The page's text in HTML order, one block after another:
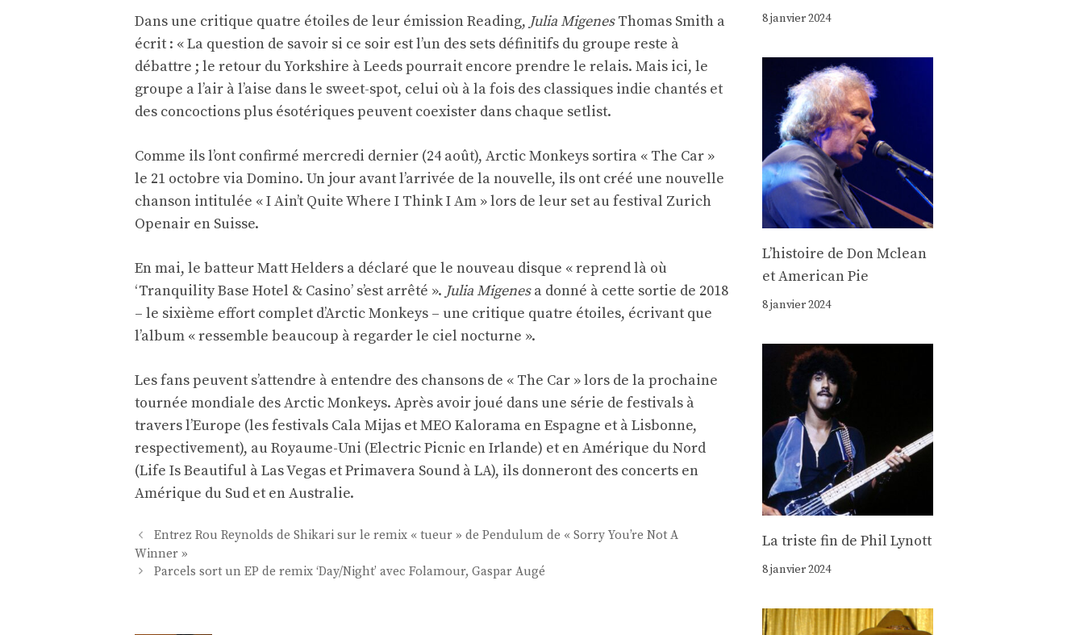
Dans une critique quatre étoiles de leur émission Reading, Julia MigenesThomas Smith a
écrit : « La question de savoir si ce soir est l’un des sets définitifs du groupe reste à
débattre ; le retour du Yorkshire à Leeds pourrait encore prendre le relais. Mais ici, le
groupe a l’air à l’aise dans le sweet-spot, celui où à la fois des classiques indie chantés et
des concoctions plus ésotériques peuvent coexister dans chaque setlist.
Comme ils l’ont confirmé mercredi dernier (24 août), Arctic Monkeys sortira « The Car »
le 21 octobre via Domino. Un jour avant l’arrivée de la nouvelle, ils ont créé une nouvelle
chanson intitulée « I Ain’t Quite Where I Think I Am » lors de leur set au festival Zurich
Openair en Suisse.
En mai, le batteur Matt Helders a déclaré que le nouveau disque « reprend là où
‘Tranquility Base Hotel & Casino’ s’est arrêté ». Julia Migenesa donné à cette sortie de 2018
– le sixième effort complet d’Arctic Monkeys – une critique quatre étoiles, écrivant que
l’album « ressemble beaucoup à regarder le ciel nocturne ».
Les fans peuvent s’attendre à entendre des chansons de « The Car » lors de la prochaine
tournée mondiale des Arctic Monkeys. Après avoir joué dans une série de festivals à
travers l’Europe (les festivals Cala Mijas et MEO Kalorama en Espagne et à Lisbonne,
respectivement), au Royaume-Uni (Electric Picnic en Irlande) et en Amérique du Nord
(Life Is Beautiful à Las Vegas et Primavera Sound à LA), ils donneront des concerts en
Amérique du Sud et en Australie.
Navigation
des
articles
Entrez Rou Reynolds de Shikari sur le remix « tueur » de Pendulum de « Sorry You’re Not A
Winner »
Parcels sort un EP de remix ‘Day/Night’ avec Folamour, Gaspar Augé
8 janvier 2024
Lʼhistoire de Don Mclean
et American Pie
8 janvier 2024
La triste fin de Phil Lynott
8 janvier 2024